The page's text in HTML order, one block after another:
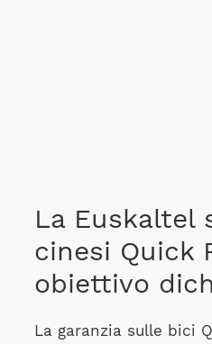
La Euskaltel
cinesi Quick
obiettivo
La garanzia sulle bici